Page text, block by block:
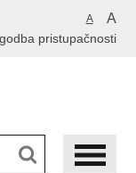
A A
pristupačnosti